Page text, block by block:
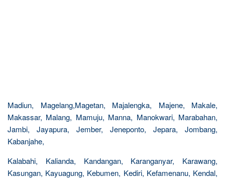
Madiun, Magelang,Magetan, Majalengka, Majene, Makale,
Makassar, Malang, Mamuju, Manna, Manokwari, Marabahan,
Jambi, Jayapura, Jember, Jeneponto, Jepara, Jombang,
Kabanjahe,
Kalabahi, Kalianda, Kandangan, Karanganyar, Karawang,
Kasungan, Kayuagung, Kebumen, Kediri, Kefamenanu, Kendal,